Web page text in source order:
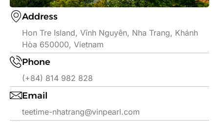
Address
Hon Tre Island, Vĩnh Nguyên, Nha Trang, Khánh
Hòa 650000, Vietnam
Phone
(+84) 814 982 828
Email
teetime-nhatrang@vinpearl.com